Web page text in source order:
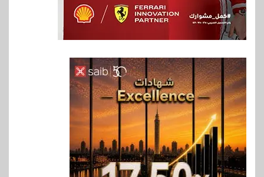
6
بنوك
بنك QNB مصر يعزز جاهزية
المشروعات الصغيرة والمتوسطة
للنمو والتوسع
7 اخبار